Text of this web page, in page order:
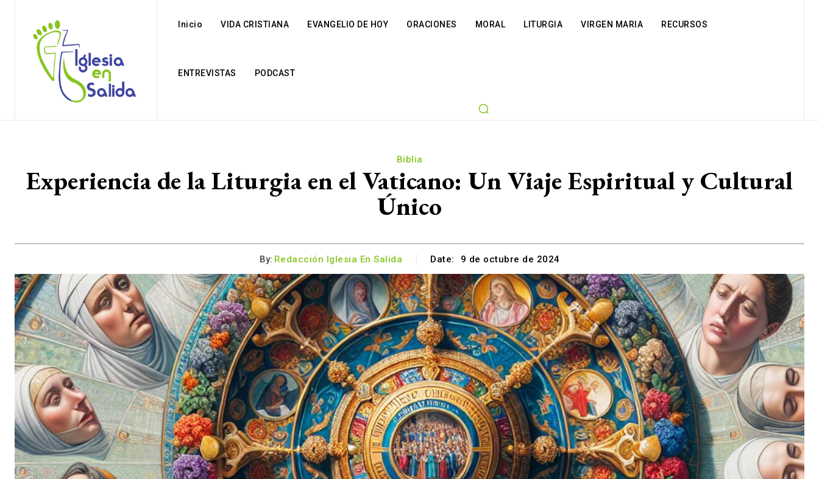
Inicio VIDA CRISTIANA EVANGELIO DE HOY ORACIONES MORAL LITURGIA VIRGEN MARIA RECURSOS
ENTREVISTAS PODCAST
Biblia
Experiencia de la Liturgia en el Vaticano: Un Viaje Espiritual y Cultural
Único
By: Redacción Iglesia En Salida Date: 9 de octubre de 2024